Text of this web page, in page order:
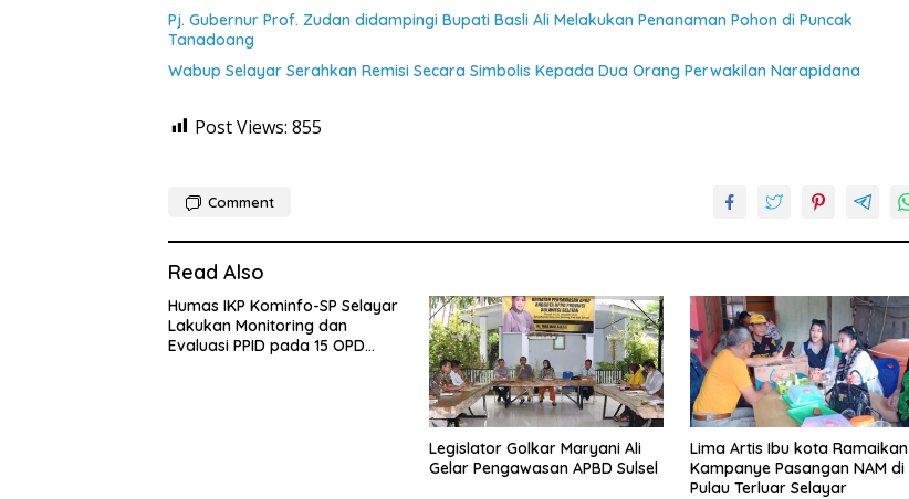
Pj. Gubernur Prof. Zudan didampingi Bupati Basli Ali Melakukan Penanaman Pohon di Puncak
Tanadoang
Wabup Selayar Serahkan Remisi Secara Simbolis Kepada Dua Orang Perwakilan Narapidana
Post Views: 855
Comment
Read Also
Humas IKP Kominfo-SP Selayar
Lakukan Monitoring dan
Evaluasi PPID pada 15 OPD
Legislator Golkar Maryani Ali
Gelar Pengawasan APBD Sulsel
Lima Artis Ibu kota Ramaikan
Kampanye Pasangan NAM di
Pulau Terluar Selayar